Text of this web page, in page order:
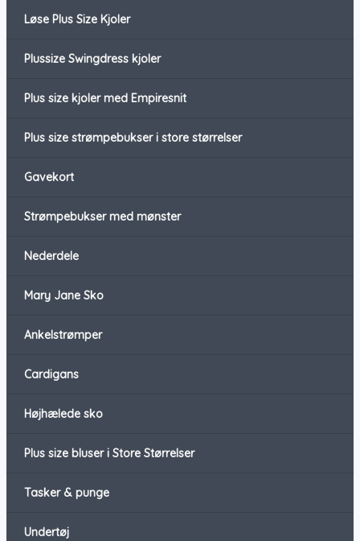
Løse Plus Size Kjoler
Plussize Swingdress kjoler
Plus size kjoler med Empiresnit
Plus size strømpebukser i store størrelser
Gavekort
Strømpebukser med mønster
Nederdele
Mary Jane Sko
Ankelstrømper
Cardigans
Højhælede sko
Plus size bluser i Store Størrelser
Tasker & punge
Undertøj